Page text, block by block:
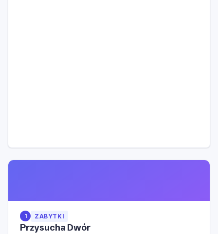
1 ZABYTKI
Przysucha Dwór